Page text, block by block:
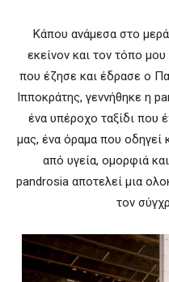
Κάπου ανάμεσα στο
εκείνον και τον τόπο
που έζησε και έδρασε ο
Ιπποκράτης, γεννήθηκε η
ένα υπέροχο ταξίδι που
μας, ένα όραμα που οδηγεί
από υγεία, ομορφιά
pandrosia αποτελεί μια
τον